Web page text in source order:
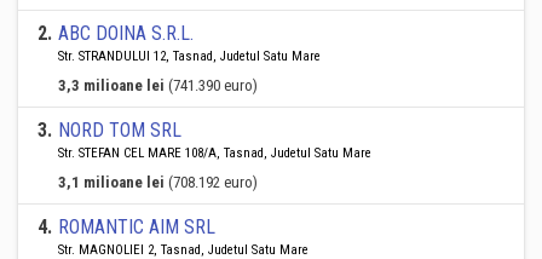
2. ABC DOINA S.R.L.
Str. STRANDULUI 12, Tasnad, Judetul Satu Mare
3,3 milioane lei (741.390 euro)
3. NORD TOM SRL
Str. STEFAN CEL MARE 108/A, Tasnad, Judetul Satu Mare
3,1 milioane lei (708.192 euro)
4. ROMANTIC AIM SRL
Str. MAGNOLIEI 2, Tasnad, Judetul Satu Mare